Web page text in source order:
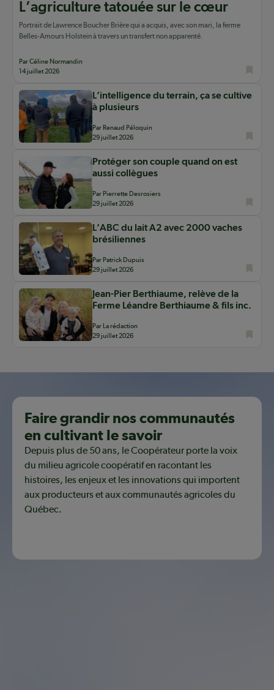
L’agriculture tatouée sur le cœur
Portrait de Lawrence Boucher Brière qui a acquis, avec son mari, la ferme
Belles-Amours Holstein à travers un transfert non apparenté.
Par Céline Normandin
14 juillet 2026
L’intelligence du terrain, ça se cultive
à plusieurs
Par Renaud Péloquin
29 juillet 2026
Protéger son couple quand on est
aussi collègues
Par Pierrette Desrosiers
29 juillet 2026
L’ABC du lait A2 avec 2000 vaches
brésiliennes
Par Patrick Dupuis
29 juillet 2026
Jean-Pier Berthiaume, relève de la
Ferme Léandre Berthiaume & fils inc.
Par La rédaction
29 juillet 2026
Faire grandir nos communautés
en cultivant le savoir
Depuis plus de 50 ans, le Coopérateur porte la voix
du milieu agricole coopératif en racontant les
histoires, les enjeux et les innovations qui importent
aux producteurs et aux communautés agricoles du
Québec.